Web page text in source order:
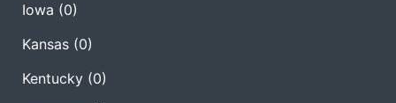
Iowa (0)
Kansas (0)
Kentucky (0)